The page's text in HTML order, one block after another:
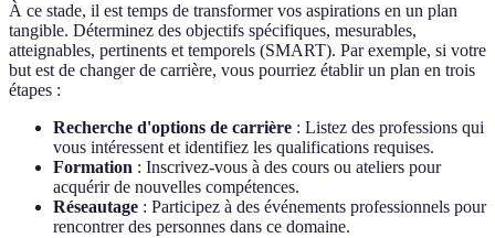
À ce stade, il est temps de transformer vos aspirations en un plan
tangible. Déterminez des objectifs spécifiques, mesurables,
atteignables, pertinents et temporels (SMART). Par exemple, si votre
but est de changer de carrière, vous pourriez établir un plan en trois
étapes :
Recherche d'options de carrière : Listez des professions qui
vous intéressent et identifiez les qualifications requises.
Formation : Inscrivez-vous à des cours ou ateliers pour
acquérir de nouvelles compétences.
Réseautage : Participez à des événements professionnels pour
rencontrer des personnes dans ce domaine.